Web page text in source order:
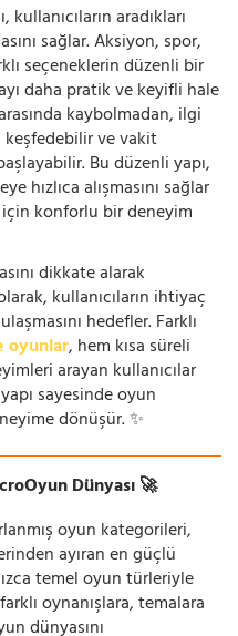
aradıkları
sağlar. Aksiyon, spor,
seçeneklerin düzenli bir
daha pratik ve keyifli hale
kaybolmadan, ilgi
keşfedebilir ve vakit
Bu düzenli yapı,
hızlıca alışmasını sağlar
için konforlu bir deneyim
dikkate alarak
kullanıcıların ihtiyaç
hedefler. Farklı
oyunlar, hem kısa süreli
arayan kullanıcılar
sayesinde oyun
dönüşür. ✨
Dünyası 🚀
oyun kategorileri,
ayıran en güçlü
temel oyun türleriyle
oynanışlara, temalara
dünyasını